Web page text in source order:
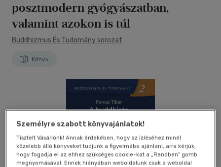
posztmodern gyógyászatban,
valamint azokon is túl
Buddhizmus És Tudomány sorozat
Könyv
Személyre szabott könyvajánlatok!
Tisztelt Vásárlónk! Annak érdekében, hogy az ízléséhez minél
közelebb álló könyveket tudjunk a figyelmébe ajánlani, arra kérjük,
hogy fogadja el az ehhez szükséges cookie-kat a „Rendben” gomb
megnyomásával. Ennek hiányában weboldalunk csak a weboldal